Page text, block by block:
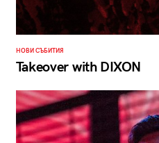
НОВИ СЪБИТИЯ
Takeover with DIXON